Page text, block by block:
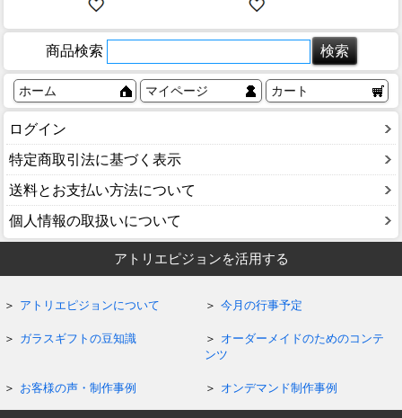
商品検索
ホーム マイページ カート
ログイン
特定商取引法に基づく表示
送料とお支払い方法について
個人情報の取扱いについて
アトリエピジョンを活用する
アトリエピジョンについて 今月の行事予定
ガラスギフトの豆知識
オーダーメイドのためのコンテ
ンツ
お客様の声・制作事例 オンデマンド制作事例